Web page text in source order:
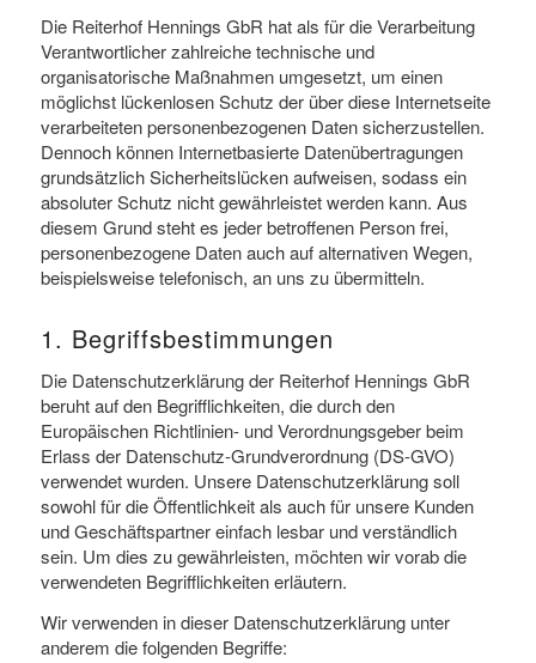
Die Reiterhof Hennings GbR hat als für die Verarbeitung
Verantwortlicher zahlreiche technische und
organisatorische Maßnahmen umgesetzt, um einen
möglichst lückenlosen Schutz der über diese Internetseite
verarbeiteten personenbezogenen Daten sicherzustellen.
Dennoch können Internetbasierte Datenübertragungen
grundsätzlich Sicherheitslücken aufweisen, sodass ein
absoluter Schutz nicht gewährleistet werden kann. Aus
diesem Grund steht es jeder betroffenen Person frei,
personenbezogene Daten auch auf alternativen Wegen,
beispielsweise telefonisch, an uns zu übermitteln.
1. Begriffsbestimmungen
Die Datenschutzerklärung der Reiterhof Hennings GbR
beruht auf den Begrifflichkeiten, die durch den
Europäischen Richtlinien- und Verordnungsgeber beim
Erlass der Datenschutz-Grundverordnung (DS-GVO)
verwendet wurden. Unsere Datenschutzerklärung soll
sowohl für die Öffentlichkeit als auch für unsere Kunden
und Geschäftspartner einfach lesbar und verständlich
sein. Um dies zu gewährleisten, möchten wir vorab die
verwendeten Begrifflichkeiten erläutern.
Wir verwenden in dieser Datenschutzerklärung unter
anderem die folgenden Begriffe: